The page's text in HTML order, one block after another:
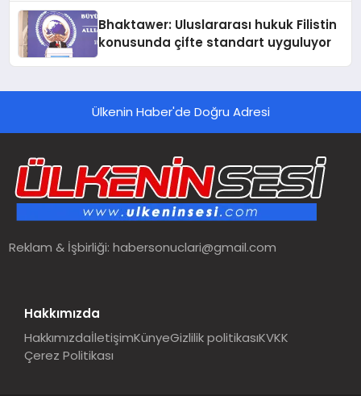
Bhaktawer: Uluslararası hukuk Filistin
konusunda çifte standart uyguluyor
Ülkenin Haber'de Doğru Adresi
Reklam & İşbirliği:habersonuclari@gmail.com
Hakkımızda
HakkımızdaİletişimKünyeGizlilik politikasıKVKK
Çerez Politikası